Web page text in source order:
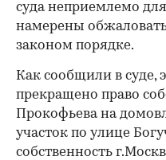
суда неприемлемо
намерены
законом порядке.
Как сообщили в
прекращено право
Прокофьева на
участок по улице
собственность